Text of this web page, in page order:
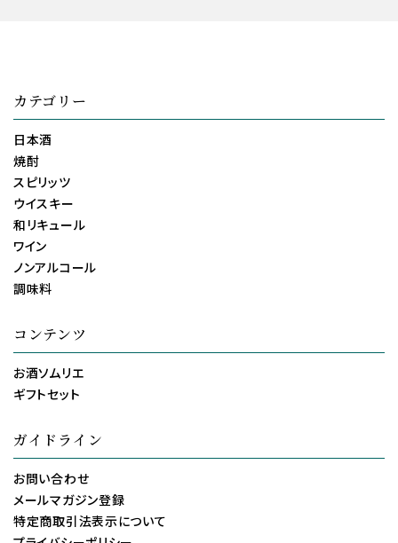
カテゴリー
日本酒
焼酎
スピリッツ
ウイスキー
和リキュール
ワイン
ノンアルコール
調味料
コンテンツ
お酒ソムリエ
ギフトセット
ガイドライン
お問い合わせ
メールマガジン登録
特定商取引法表示について